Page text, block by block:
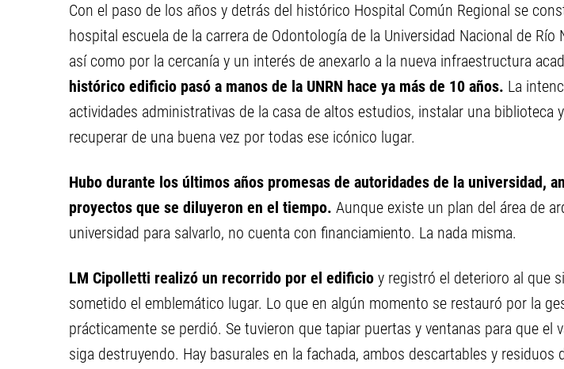
Con el paso de los años y detrás del histórico Hospital Común Regional se
hospital escuela de la carrera de Odontología de la Universidad Nacional de Río
así como por la cercanía y un interés de anexarlo a la nueva infraestructura
histórico edificio pasó a manos de la UNRN hace ya más de 10 años. La
actividades administrativas de la casa de altos estudios, instalar una biblioteca
recuperar de una buena vez por todas ese icónico lugar.
Hubo durante los últimos años promesas de autoridades de la universidad,
proyectos que se diluyeron en el tiempo. Aunque existe un plan del área de
universidad para salvarlo, no cuenta con financiamiento. La nada misma.
LM Cipolletti realizó un recorrido por el edificio y registró el deterioro al que
sometido el emblemático lugar. Lo que en algún momento se restauró por la
prácticamente se perdió. Se tuvieron que tapiar puertas y ventanas para que el
siga destruyendo. Hay basurales en la fachada, ambos descartables y residuos